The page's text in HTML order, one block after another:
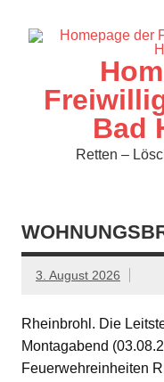
springen
Bad
Retten –
3. August 2026
Rheinbrohl. Die
Montagabend
Feuerwehreinheiten